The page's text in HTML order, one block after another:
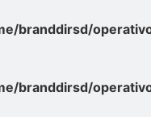
branddirsd/
branddirsd/